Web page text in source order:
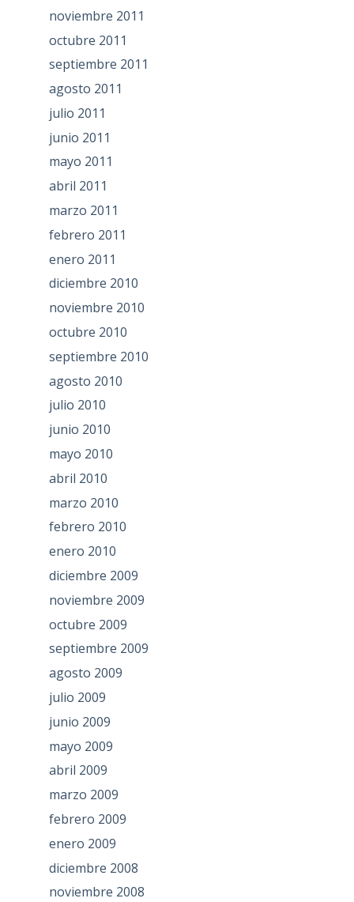
noviembre 2011
octubre 2011
septiembre 2011
agosto 2011
julio 2011
junio 2011
mayo 2011
abril 2011
marzo 2011
febrero 2011
enero 2011
diciembre 2010
noviembre 2010
octubre 2010
septiembre 2010
agosto 2010
julio 2010
junio 2010
mayo 2010
abril 2010
marzo 2010
febrero 2010
enero 2010
diciembre 2009
noviembre 2009
octubre 2009
septiembre 2009
agosto 2009
julio 2009
junio 2009
mayo 2009
abril 2009
marzo 2009
febrero 2009
enero 2009
diciembre 2008
noviembre 2008